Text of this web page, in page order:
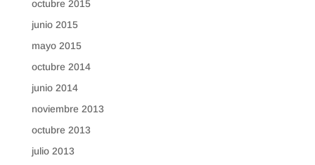
octubre 2015
junio 2015
mayo 2015
octubre 2014
junio 2014
noviembre 2013
octubre 2013
julio 2013